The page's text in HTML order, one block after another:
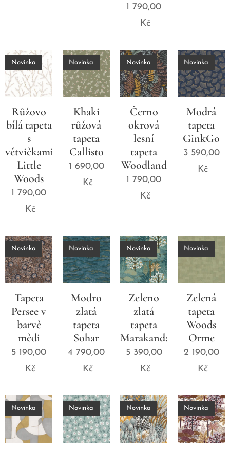
1 790,00
Kč
Růžovo
bílá tapeta
s
větvičkami
Little
Woods
Novinka
1 790,00
Kč
Khaki
růžová
tapeta
Callisto
Novinka
1 690,00
Kč
Černo
okrová
lesní
tapeta
Woodland
Novinka
1 790,00
Kč
Modrá
tapeta
GinkGo
Novinka
3 590,00
Kč
Tapeta
Persee v
barvě
mědi
Novinka
5 190,00
Kč
Modro
zlatá
tapeta
Sohar
Novinka
4 790,00
Kč
Zeleno
zlatá
tapeta
Marakanda
Novinka
5 390,00
Kč
Zelená
tapeta
Woods
Orme
Novinka
2 190,00
Kč
Novinka Novinka Novinka Novinka